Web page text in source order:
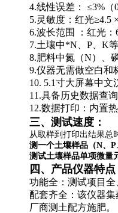
4.线性误差： ≤3%（
5.灵敏度：红光≥4.5
6.波长范围 ：红光：
7.土壤中*N、P、K
8.肥料中氮（N）、
9.仪器无需做空白和
10. 5.1寸大屏幕中
11.具备历史数据查
12.数据打印：内置
三、测试速度：
从取样到打印出结果总
测一个土壤样品（N、
测试土壤样品单项微量
四、产品仪器特点
功能全：测试项目
配套齐全：该仪器
厂商测土配方施肥。